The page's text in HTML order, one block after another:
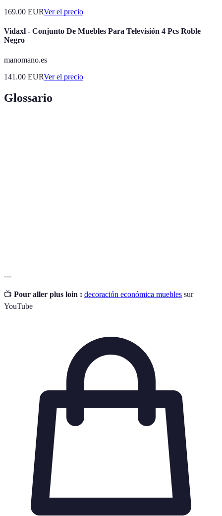
169.00 EURVer el precio
Vidaxl - Conjunto De Muebles Para Televisión 4 Pcs Roble
Negro
manomano.es
141.00 EURVer el precio
Glossario
---
📺 Pour aller plus loin : decoración económica muebles sur
YouTube